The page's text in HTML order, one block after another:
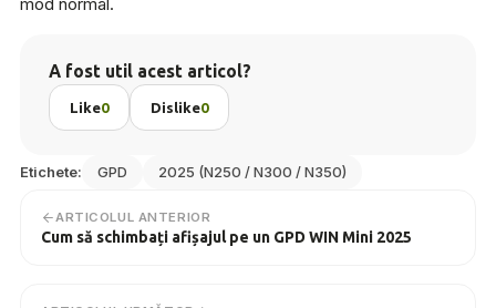
A fost util acest articol?
Like0 Dislike0
Etichete: GPD 2025 (N250 / N300 / N350)
ARTICOLUL ANTERIOR
Cum să schimbați afișajul pe un GPD WIN Mini 2025